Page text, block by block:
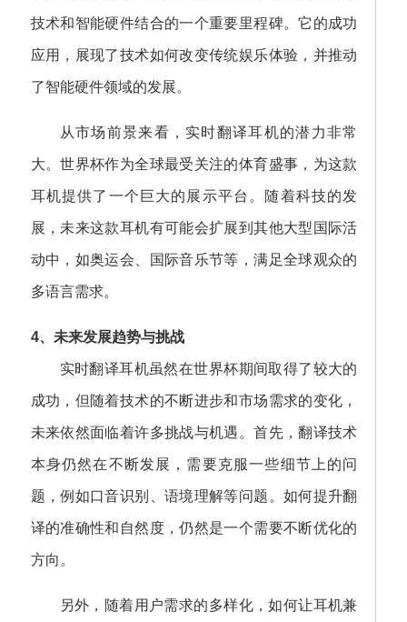
技术和智能硬件结合的一个重要里程碑。它的成功
应用，展现了技术如何改变传统娱乐体验，并推动
了智能硬件领域的发展。
从市场前景来看，实时翻译耳机的潜力非常
大。世界杯作为全球最受关注的体育盛事，为这款
耳机提供了一个巨大的展示平台。随着科技的发
展，未来这款耳机有可能会扩展到其他大型国际活
动中，如奥运会、国际音乐节等，满足全球观众的
多语言需求。
4、未来发展趋势与挑战
实时翻译耳机虽然在世界杯期间取得了较大的
成功，但随着技术的不断进步和市场需求的变化，
未来依然面临着许多挑战与机遇。首先，翻译技术
本身仍然在不断发展，需要克服一些细节上的问
题，例如口音识别、语境理解等问题。如何提升翻
译的准确性和自然度，仍然是一个需要不断优化的
方向。
另外，随着用户需求的多样化，如何让耳机兼